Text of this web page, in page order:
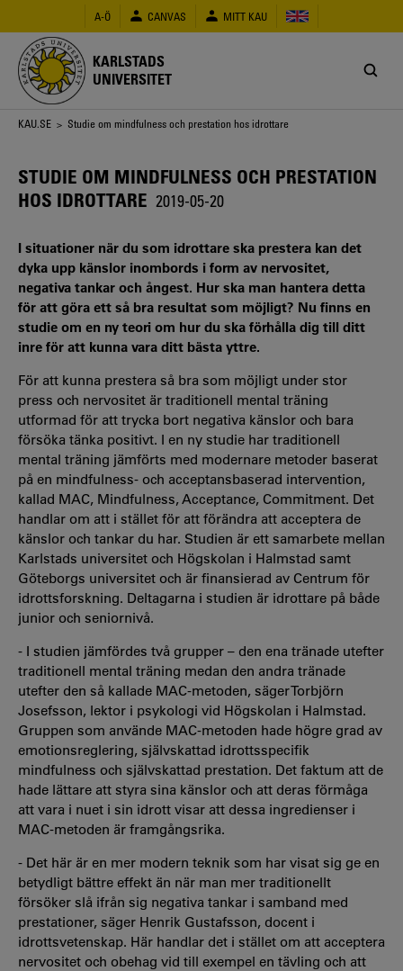
huvudinnehåll
A-Ö CANVAS MITT KAU
KARLSTADS
UNIVERSITET
Länkstig
KAU.SE > Studie om mindfulness och prestation hos idrottare
STUDIE OM MINDFULNESS OCH PRESTATION
HOS IDROTTARE 2019-05-20
I situationer när du som idrottare ska prestera kan det
dyka upp känslor inombords i form av nervositet,
negativa tankar och ångest. Hur ska man hantera detta
för att göra ett så bra resultat som möjligt? Nu finns en
studie om en ny teori om hur du ska förhålla dig till ditt
inre för att kunna vara ditt bästa yttre.
För att kunna prestera så bra som möjligt under stor
press och nervositet är traditionell mental träning
utformad för att trycka bort negativa känslor och bara
försöka tänka positivt. I en ny studie har traditionell
mental träning jämförts med modernare metoder baserat
på en mindfulness- och acceptansbaserad intervention,
kallad MAC, Mindfulness, Acceptance, Commitment. Det
handlar om att i stället för att förändra att acceptera de
känslor och tankar du har. Studien är ett samarbete mellan
Karlstads universitet och Högskolan i Halmstad samt
Göteborgs universitet och är finansierad av Centrum för
idrottsforskning. Deltagarna i studien är idrottare på både
junior och seniornivå.
- I studien jämfördes två grupper – den ena tränade utefter
traditionell mental träning medan den andra tränade
utefter den så kallade MAC-metoden, säger Torbjörn
Josefsson, lektor i psykologi vid Högskolan i Halmstad.
Gruppen som använde MAC-metoden hade högre grad av
emotionsreglering, självskattad idrottsspecifik
mindfulness och självskattad prestation. Det faktum att de
hade lättare att styra sina känslor och att deras förmåga
att vara i nuet i sin idrott visar att dessa ingredienser i
MAC-metoden är framgångsrika.
- Det här är en mer modern teknik som har visat sig ge en
betydligt bättre effekt än när man mer traditionellt
försöker slå ifrån sig negativa tankar i samband med
prestationer, säger Henrik Gustafsson, docent i
idrottsvetenskap. Här handlar det i stället om att acceptera
nervositet och obehag vid till exempel en tävling och att